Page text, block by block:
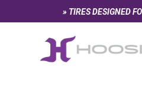
» TIRES DESIGNED